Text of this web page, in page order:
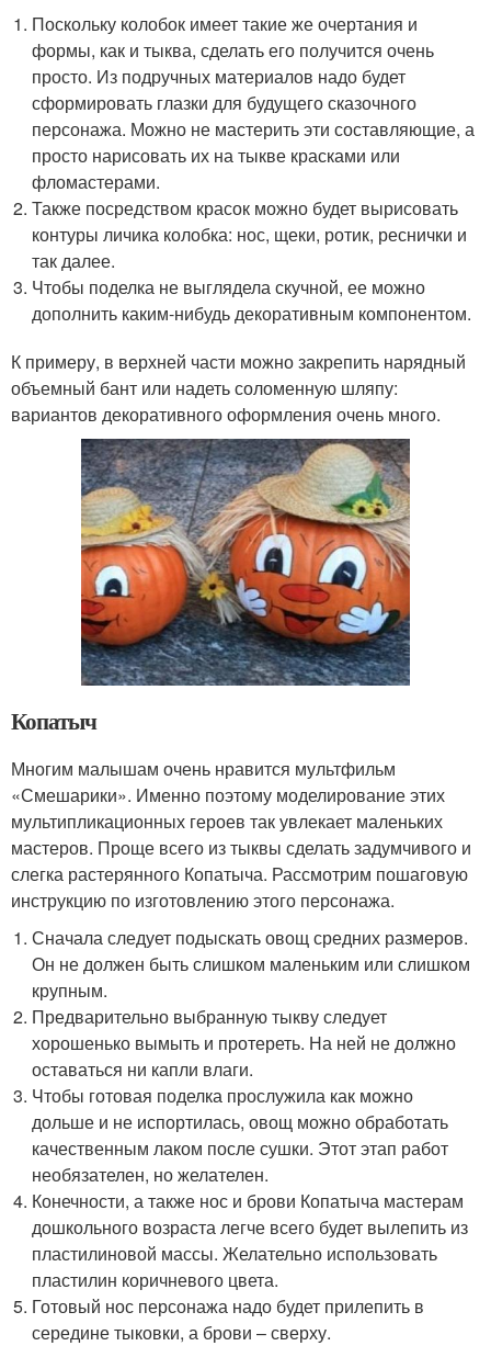
Поскольку колобок имеет такие же очертания и
формы, как и тыква, сделать его получится очень
просто. Из подручных материалов надо будет
сформировать глазки для будущего сказочного
персонажа. Можно не мастерить эти составляющие, а
просто нарисовать их на тыкве красками или
фломастерами.
Также посредством красок можно будет вырисовать
контуры личика колобка: нос, щеки, ротик, реснички и
так далее.
Чтобы поделка не выглядела скучной, ее можно
дополнить каким-нибудь декоративным компонентом.
К примеру, в верхней части можно закрепить нарядный
объемный бант или надеть соломенную шляпу:
вариантов декоративного оформления очень много.
Копатыч
Многим малышам очень нравится мультфильм
«Смешарики». Именно поэтому моделирование этих
мультипликационных героев так увлекает маленьких
мастеров. Проще всего из тыквы сделать задумчивого и
слегка растерянного Копатыча. Рассмотрим пошаговую
инструкцию по изготовлению этого персонажа.
Сначала следует подыскать овощ средних размеров.
Он не должен быть слишком маленьким или слишком
крупным.
Предварительно выбранную тыкву следует
хорошенько вымыть и протереть. На ней не должно
оставаться ни капли влаги.
Чтобы готовая поделка прослужила как можно
дольше и не испортилась, овощ можно обработать
качественным лаком после сушки. Этот этап работ
необязателен, но желателен.
Конечности, а также нос и брови Копатыча мастерам
дошкольного возраста легче всего будет вылепить из
пластилиновой массы. Желательно использовать
пластилин коричневого цвета.
Готовый нос персонажа надо будет прилепить в
середине тыковки, а брови – сверху.